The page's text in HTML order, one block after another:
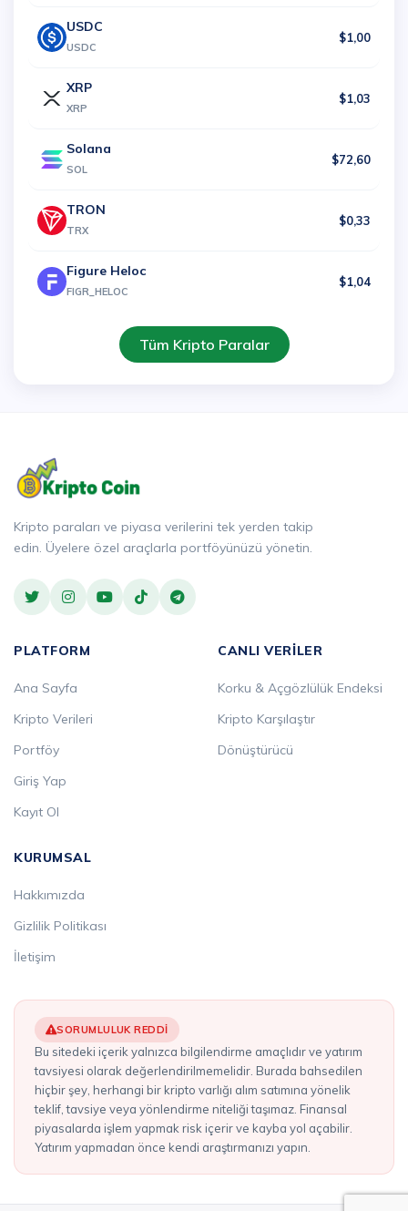
USDC
USDC
$1,00
XRP
XRP
$1,03
Solana
SOL
$72,60
TRON
TRX
$0,33
Figure Heloc
FIGR_HELOC
$1,04
Tüm Kripto Paralar
Kripto paraları ve piyasa verilerini tek yerden takip
edin. Üyelere özel araçlarla portföyünüzü yönetin.
PLATFORM
Ana Sayfa
Kripto Verileri
Portföy
Giriş Yap
Kayıt Ol
CANLI VERILER
Korku & Açgözlülük Endeksi
Kripto Karşılaştır
Dönüştürücü
KURUMSAL
Hakkımızda
Gizlilik Politikası
İletişim
SORUMLULUK REDDI
Bu sitedeki içerik yalnızca bilgilendirme amaçlıdır ve yatırım
tavsiyesi olarak değerlendirilmemelidir. Burada bahsedilen
hiçbir şey, herhangi bir kripto varlığı alım satımına yönelik
teklif, tavsiye veya yönlendirme niteliği taşımaz. Finansal
piyasalarda işlem yapmak risk içerir ve kayba yol açabilir.
Yatırım yapmadan önce kendi araştırmanızı yapın.